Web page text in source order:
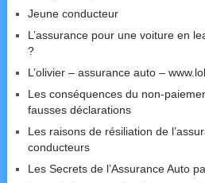
Jeune conducteur
L’assurance pour une voiture en
?
L’olivier – assurance auto –
Les conséquences du non-
fausses déclarations
Les raisons de résiliation de
conducteurs
Les Secrets de l’Assurance Auto